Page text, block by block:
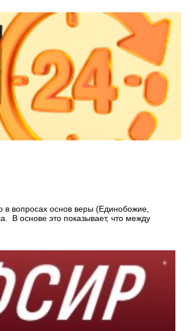
вопросах основ веры (Единобожие,
В основе это показывает, что между